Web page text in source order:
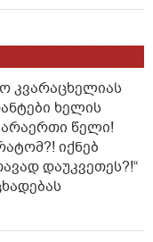
კვარაცხელიას
ხელის
წელი!
იქნებ
დაუკვეთეს?!“